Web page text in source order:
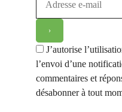
J’autorise
l’envoi d’une
commentaires et
désabonner à tout